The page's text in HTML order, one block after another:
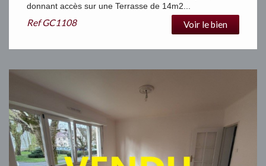
donnant accès sur une Terrasse de 14m2...
RefGC1108 Voir le bien